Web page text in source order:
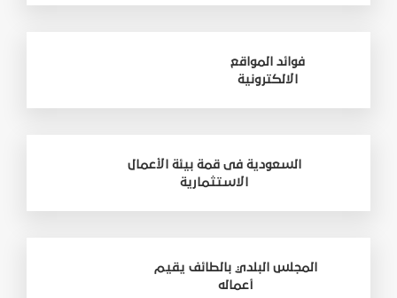
فوائد المواقع
الالكترونية
السعودية فى قمة بيئة الأعمال
الاستثمارية
المجلس البلدي بالطائف يقيم
أعماله